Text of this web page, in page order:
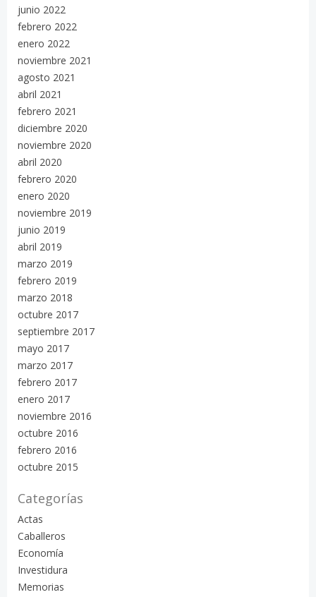
junio 2022
febrero 2022
enero 2022
noviembre 2021
agosto 2021
abril 2021
febrero 2021
diciembre 2020
noviembre 2020
abril 2020
febrero 2020
enero 2020
noviembre 2019
junio 2019
abril 2019
marzo 2019
febrero 2019
marzo 2018
octubre 2017
septiembre 2017
mayo 2017
marzo 2017
febrero 2017
enero 2017
noviembre 2016
octubre 2016
febrero 2016
octubre 2015
Categorías
Actas
Caballeros
Economía
Investidura
Memorias